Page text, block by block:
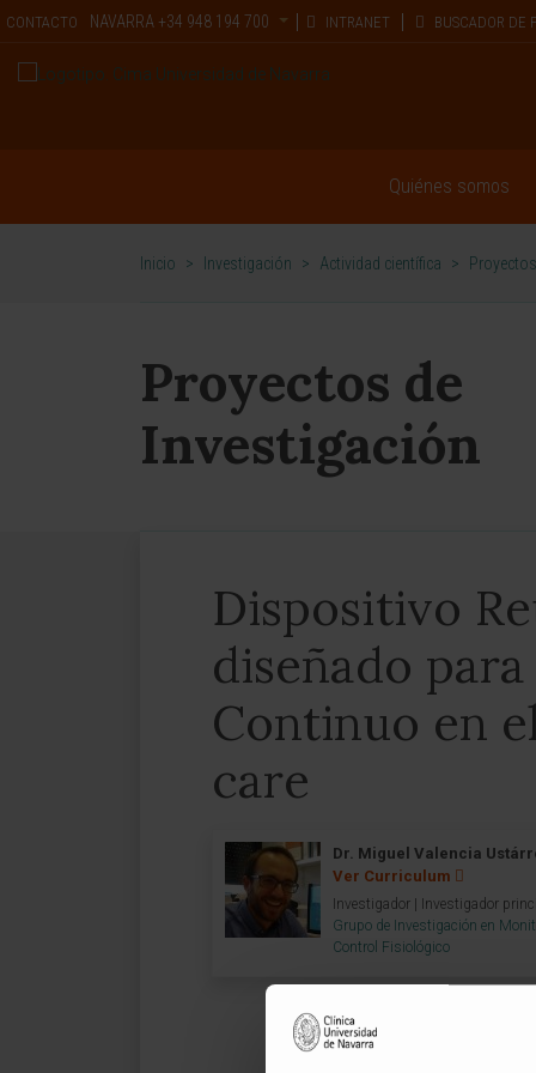
CONTACTO NAVARRA +34 948 194 700 INTRANET BUSCADOR DE
Quiénes somos
Inicio > Investigación > Actividad científica >
Proyectos de
Investigación
Dispositivo
diseñado
Continuo en
care
Dr. Miguel Valencia
Ver Curriculum
Investigador | Investigador
Grupo de Investigación en
Control Fisiológico